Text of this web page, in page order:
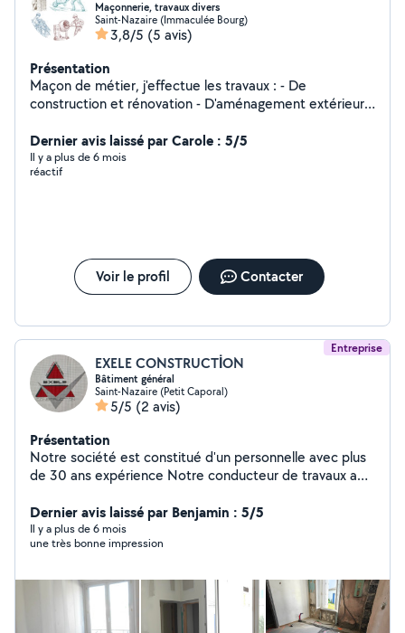
Maçonnerie, travaux divers
Saint-Nazaire (Immaculée Bourg)
3,8/5 (5 avis)
Présentation
Maçon de métier, j'effectue les travaux : - De
construction et rénovation - D'aménagement extérieur -
Terrassement _Demolition.
Dernier avis laissé par Carole : 5/5
Il y a plus de 6 mois
réactif
Voir le profil Contacter
Entreprise
EXELE CONSTRUCTİON
Bâtiment général
Saint-Nazaire (Petit Caporal)
5/5 (2 avis)
Présentation
Notre société est constitué d'un personnelle avec plus
de 30 ans expérience Notre conducteur de travaux a
Maçonnerie - Terrassement - Muret de jardin -
Réalisation de piscine du terrassement à la mise en
service - Placo - Carrelage - Des constructions de
Nous réalisons des travaux de remise en état de maison
et appartement de la modification des réseaux EU à la
peinture - Faisons des suivis de chantier Nos devis son
Dernier avis laissé par Benjamin : 5/5
Il y a plus de 6 mois
une très bonne impression